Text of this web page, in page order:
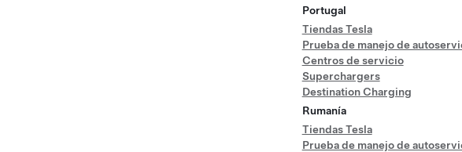
Portugal
Tiendas Tesla
Prueba de manejo de
Centros de servicio
Superchargers
Destination Charging
Rumanía
Tiendas Tesla
Prueba de manejo de